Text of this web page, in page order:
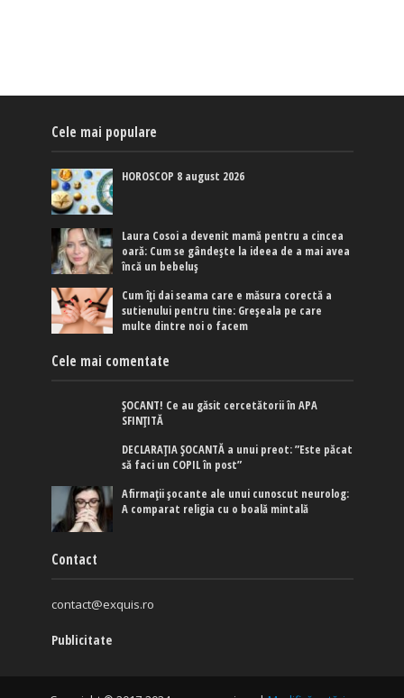
Cele mai populare
HOROSCOP 8 august 2026
Laura Cosoi a devenit mamă pentru a cincea
oară: Cum se gândește la ideea de a mai avea
încă un bebeluș
Cum îți dai seama care e măsura corectă a
sutienului pentru tine: Greșeala pe care
multe dintre noi o facem
Cele mai comentate
ȘOCANT! Ce au găsit cercetătorii în APA
SFINȚITĂ
DECLARAȚIA ȘOCANTĂ a unui preot: ”Este păcat
să faci un COPIL în post”
Afirmaţii şocante ale unui cunoscut neurolog:
A comparat religia cu o boală mintală
Contact
contact@exquis.ro
Publicitate